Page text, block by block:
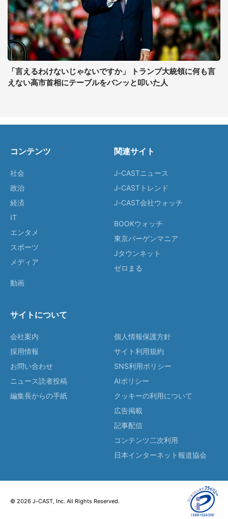
「言えるわけないじゃないですか」 トランプ大統領に何も言
えない高市首相にテーブルをバンッと叩いた人
コンテンツ
社会
政治
経済
IT
エンタメ
スポーツ
メディア
動画
関連サイト
J-CASTニュース
J-CASTトレンド
J-CAST会社ウォッチ
BOOKウォッチ
東京バーゲンマニア
Jタウンネット
ゼロまる
サイトについて
会社案内
採用情報
お問い合わせ
ニュース読者投稿
編集長からの手紙
個人情報保護方針
サイト利用規約
SNS利用ポリシー
AIポリシー
クッキーの利用について
広告掲載
記事配信
コンテンツ二次利用
日本インターネット報道協会
© 2026 J-CAST, Inc. All Rights Reserved.